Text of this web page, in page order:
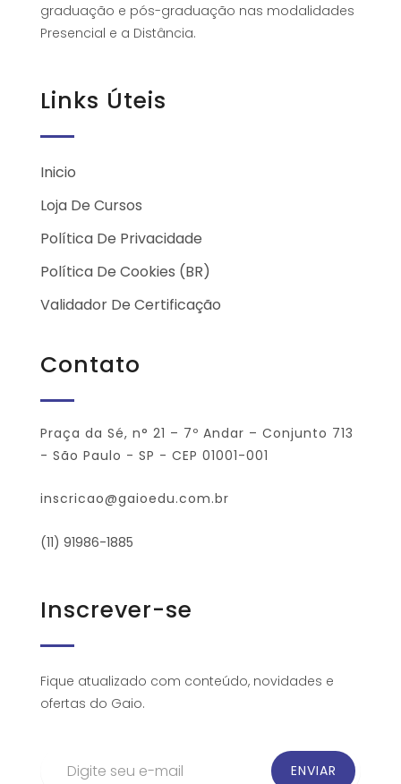
graduação e pós-graduação nas modalidades
Presencial e a Distância.
Links Úteis
Inicio
Loja De Cursos
Política De Privacidade
Política De Cookies (BR)
Validador De Certificação
Contato
Praça da Sé, n° 21 – 7º Andar – Conjunto 713
- São Paulo - SP - CEP 01001-001
inscricao@gaioedu.com.br
(11) 91986-1885
Inscrever-se
Fique atualizado com conteúdo, novidades e
ofertas do Gaio.